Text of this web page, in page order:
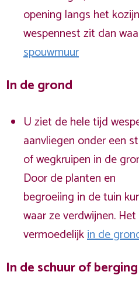
opening langs het
wespennest zit dan
spouwmuur
In de grond
U ziet de hele tijd
aanvliegen onder een
of wegkruipen in de
Door de planten en
begroeiing in de tuin
waar ze verdwijnen.
vermoedelijkin de
In de schuur of berging